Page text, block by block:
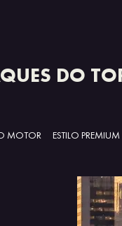
DO
MOTOR ESTILO PREMIUM
MAIS